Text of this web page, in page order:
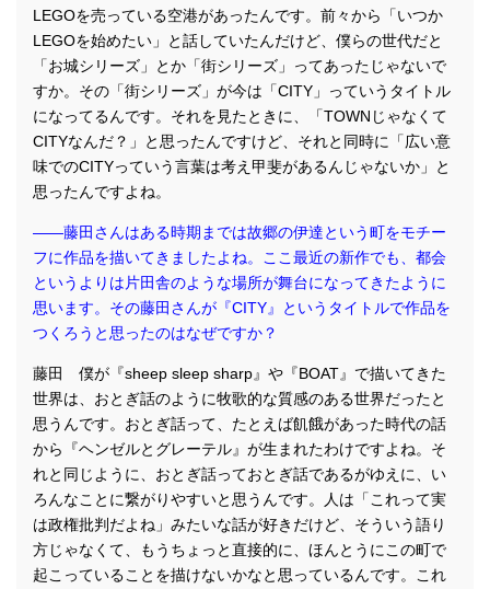
LEGOを売っている空港があったんです。前々から「いつか
LEGOを始めたい」と話していたんだけど、僕らの世代だと
「お城シリーズ」とか「街シリーズ」ってあったじゃないで
すか。その「街シリーズ」が今は「CITY」っていうタイトル
になってるんです。それを見たときに、「TOWNじゃなくて
CITYなんだ？」と思ったんですけど、それと同時に「広い意
味でのCITYっていう言葉は考え甲斐があるんじゃないか」と
思ったんですよね。
――藤田さんはある時期までは故郷の伊達という町をモチー
フに作品を描いてきましたよね。ここ最近の新作でも、都会
というよりは片田舎のような場所が舞台になってきたように
思います。その藤田さんが『CITY』というタイトルで作品を
つくろうと思ったのはなぜですか？
藤田 僕が『sheep sleep sharp』や『BOAT』で描いてきた
世界は、おとぎ話のように牧歌的な質感のある世界だったと
思うんです。おとぎ話って、たとえば飢餓があった時代の話
から『ヘンゼルとグレーテル』が生まれたわけですよね。そ
れと同じように、おとぎ話っておとぎ話であるがゆえに、い
ろんなことに繋がりやすいと思うんです。人は「これって実
は政権批判だよね」みたいな話が好きだけど、そういう語り
方じゃなくて、もうちょっと直接的に、ほんとうにこの町で
起こっていることを描けないかなと思っているんです。これ